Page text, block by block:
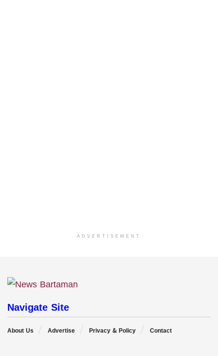
ADVERTISEMENT
Navigate Site
About Us Advertise Privacy & Policy Contact